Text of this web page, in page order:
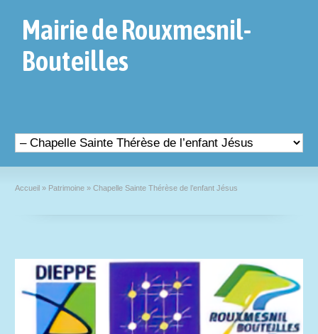
Mairie de Rouxmesnil-
Bouteilles
Accueil » Patrimoine » Chapelle Sainte Thérèse de l’enfant Jésus